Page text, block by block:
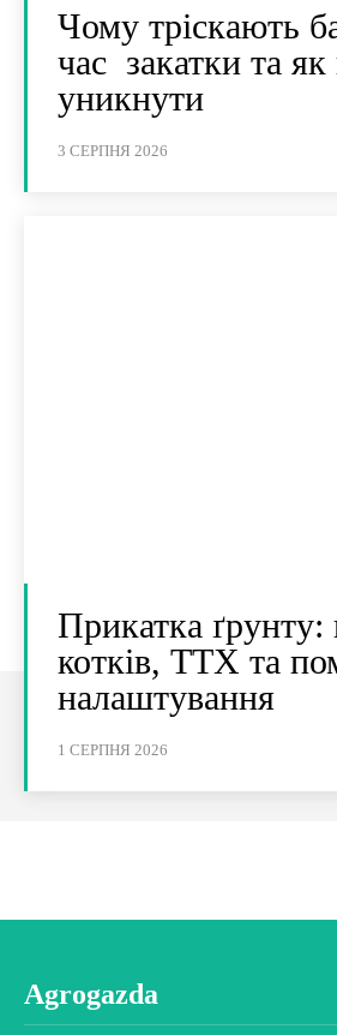
Чому тріскають
час закатки та як
уникнути
3 СЕРПНЯ 2026
Прикатка ґрунту:
котків, ТТХ та
налаштування
1 СЕРПНЯ 2026
Agrogazda